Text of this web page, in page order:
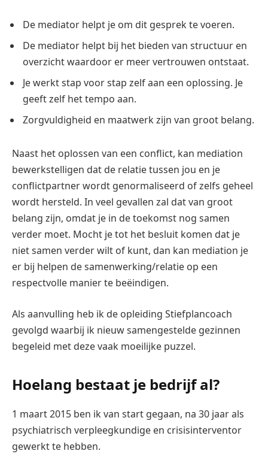
De mediator helpt je om dit gesprek te voeren.
De mediator helpt bij het bieden van structuur en
overzicht waardoor er meer vertrouwen ontstaat.
Je werkt stap voor stap zelf aan een oplossing. Je
geeft zelf het tempo aan.
Zorgvuldigheid en maatwerk zijn van groot belang.
Naast het oplossen van een conflict, kan mediation
bewerkstelligen dat de relatie tussen jou en je
conflictpartner wordt genormaliseerd of zelfs geheel
wordt hersteld. In veel gevallen zal dat van groot
belang zijn, omdat je in de toekomst nog samen
verder moet. Mocht je tot het besluit komen dat je
niet samen verder wilt of kunt, dan kan mediation je
er bij helpen de samenwerking/relatie op een
respectvolle manier te beëindigen.
Als aanvulling heb ik de opleiding Stiefplancoach
gevolgd waarbij ik nieuw samengestelde gezinnen
begeleid met deze vaak moeilijke puzzel.
Hoelang bestaat je bedrijf al?
1 maart 2015 ben ik van start gegaan, na 30 jaar als
psychiatrisch verpleegkundige en crisisinterventor
gewerkt te hebben.